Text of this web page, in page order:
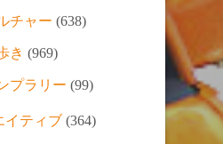
チャー (638)
き (969)
プラリー (99)
イティブ (364)